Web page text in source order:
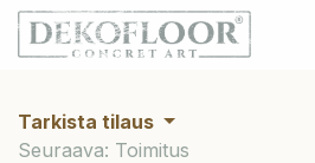
Tarkista tilaus
Seuraava: Toimitus